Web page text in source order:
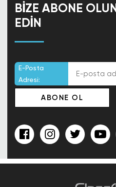
BIZE ABONE
EDIN
E-Posta
Adresi: